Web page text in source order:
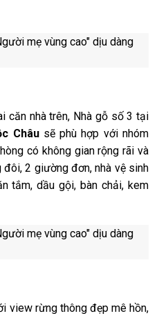
căn nhà trên, Nhà gỗ số 3 tại
Châu sẽ phù hợp với nhóm
có không gian rộng rãi và
2 giường đơn, nhà vệ sinh
tắm, dầu gội, bàn chải, kem
view rừng thông đẹp mê hồn,